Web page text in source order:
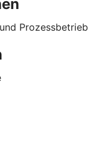
Prozessbetrieb